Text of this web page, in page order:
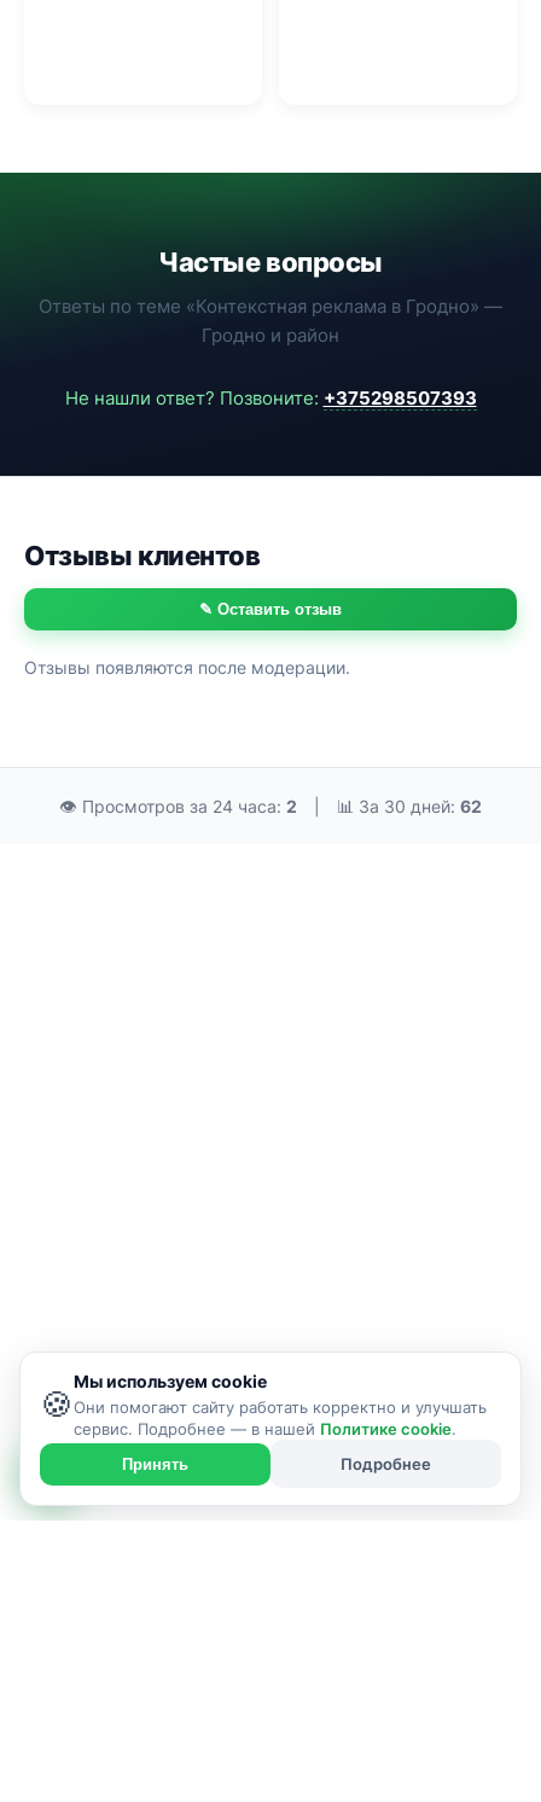
Частые вопросы
Ответы по теме «Контекстная реклама в Гродно» —
Гродно и район
Не нашли ответ? Позвоните: +375298507393
Отзывы клиентов
✎ Оставить отзыв
Отзывы появляются после модерации.
👁 Просмотров за 24 часа: 2 📊 За 30 дней: 62
🍪
Мы используем cookie
Они помогают сайту работать корректно и улучшать
сервис. Подробнее — в нашей Политике cookie.
Принять Подробнее